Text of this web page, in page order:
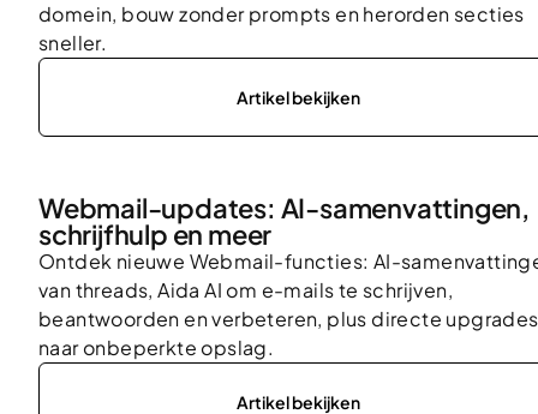
domein, bouw zonder prompts en herorden secties
sneller.
Artikel bekijken
Webmail-updates: AI-samenvattingen,
schrijfhulp en meer
Ontdek nieuwe Webmail-functies: AI-
van threads, Aida AI om e-mails te schrijven,
beantwoorden en verbeteren, plus directe upgrades
naar onbeperkte opslag.
Artikel bekijken